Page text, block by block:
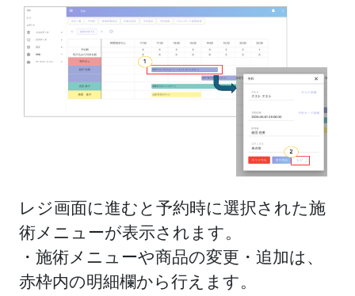
レジ画面に進むと予約時に選択された施
術メニューが表示されます。
・施術メニューや商品の変更・追加は、
赤枠内の明細欄から行えます。